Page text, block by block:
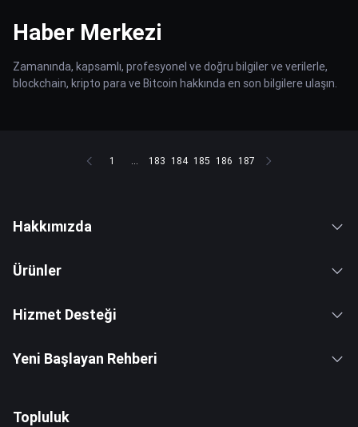
Haber Merkezi
Zamanında, kapsamlı, profesyonel ve doğru bilgiler ve verilerle,
blockchain, kripto para ve Bitcoin hakkında en son bilgilere ulaşın.
1 ... 183 184 185 186 187
Hakkımızda
Ürünler
Hizmet Desteği
Yeni Başlayan Rehberi
Topluluk